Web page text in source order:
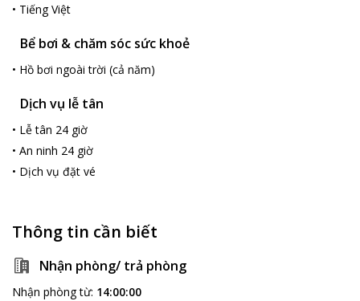
• Tiếng Việt
Bể bơi & chăm sóc sức khoẻ
• Hồ bơi ngoài trời (cả năm)
Dịch vụ lễ tân
• Lễ tân 24 giờ
• An ninh 24 giờ
• Dịch vụ đặt vé
Thông tin cần biết
Nhận phòng/ trả phòng
Nhận phòng từ: 14:00:00